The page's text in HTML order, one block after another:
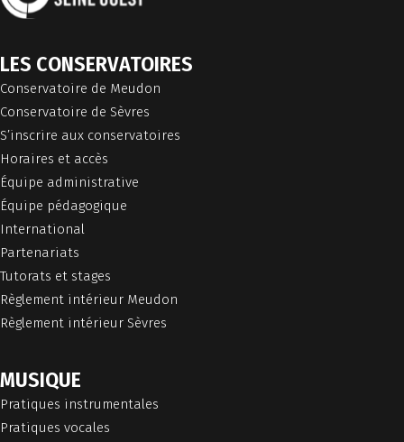
LES CONSERVATOIRES
Conservatoire de Meudon
Conservatoire de Sèvres
S’inscrire aux conservatoires
Horaires et accès
Équipe administrative
Équipe pédagogique
International
Partenariats
Tutorats et stages
Règlement intérieur Meudon
Règlement intérieur Sèvres
MUSIQUE
Pratiques instrumentales
Pratiques vocales